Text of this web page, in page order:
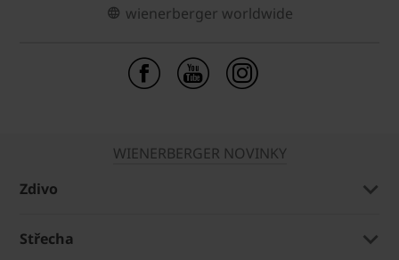
wienerberger worldwide
WIENERBERGER NOVINKY
Zdivo
Střecha